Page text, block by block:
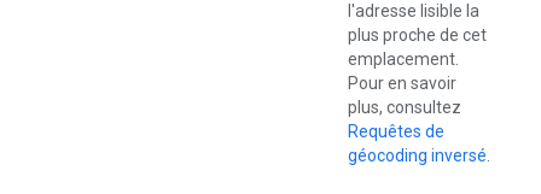
l'adresse lisible la
plus proche de cet
emplacement.
Pour en savoir
plus, consultez
Requêtes de
géocoding inversé